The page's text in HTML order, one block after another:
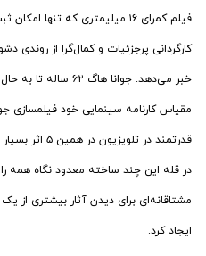
کارگردانی پرجزئیات و کمال‌گرا از روندی
مقیاس کارنامه سینمایی خود
قدرتمند در
در قله این چند ساخته معدود نگاه همه
مشتاقانه‌ای برای دیدن آثار بیشتری از
ایجاد کرد.